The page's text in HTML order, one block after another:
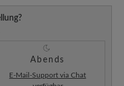
Abends
E-Mail-Support via Chat